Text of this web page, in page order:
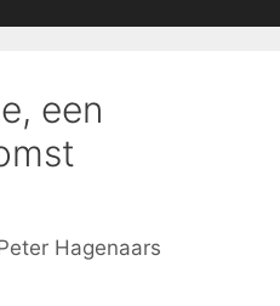
een
Hagenaars